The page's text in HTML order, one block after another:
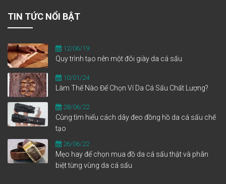
TIN TỨC NỔI BẬT
12/06/19
Quy trình tạo nên một đôi giày da cá sấu
10/01/24
Làm Thế Nào Để Chọn Ví Da Cá Sấu Chất Lượng?
28/06/22
Cùng tìm hiểu cách dây đeo đồng hồ da cá sấu chế
tạo
26/06/22
Mẹo hay để chọn mua đồ da cá sấu thật và phân
biệt từng vùng da cá sấu